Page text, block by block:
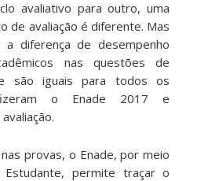
avaliativo para outro, uma
de avaliação é diferente. Mas
diferença de desempenho
nas questões de
são iguais para todos os
o Enade 2017 e
provas, o Enade, por meio
permite traçar o